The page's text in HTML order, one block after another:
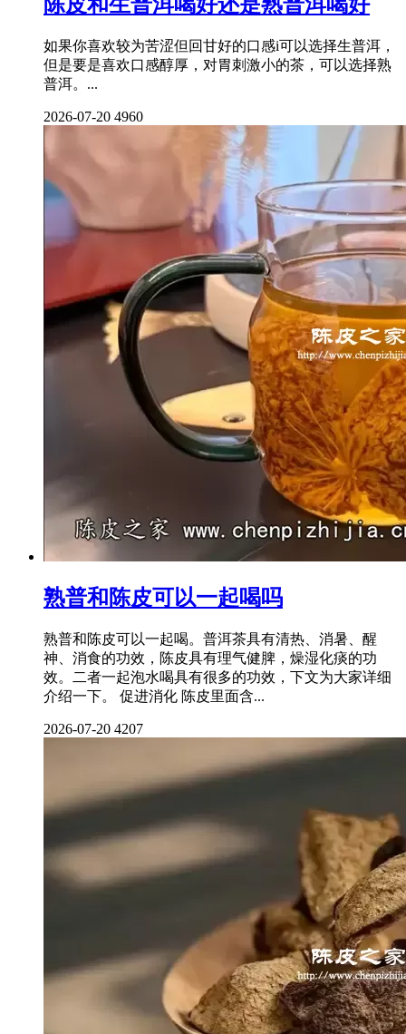
如果你喜欢较为苦涩但回甘好的口感i可以选择生普洱，
但是要是喜欢口感醇厚，对胃刺激小的茶，可以选择熟
普洱。...
2026-07-20 4960
熟普和陈皮可以一起喝吗
熟普和陈皮可以一起喝。普洱茶具有清热、消暑、醒
神、消食的功效，陈皮具有理气健脾，燥湿化痰的功
效。二者一起泡水喝具有很多的功效，下文为大家详细
介绍一下。 促进消化 陈皮里面含...
2026-07-20 4207